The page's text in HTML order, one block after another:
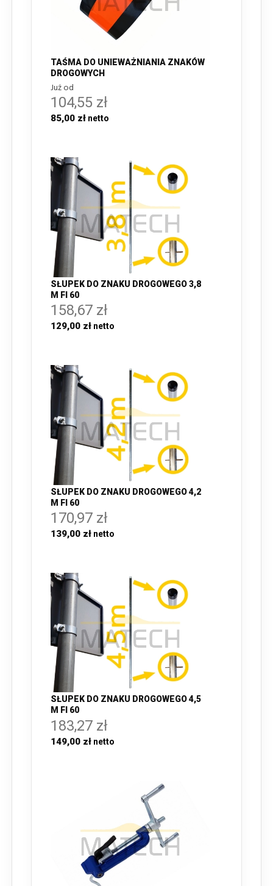
TAŚMA DO UNIEWAŻNIANIA ZNAKÓW
DROGOWYCH
Już od
104,55 zł
85,00 zł
SŁUPEK DO ZNAKU DROGOWEGO 3,8
M FI 60
158,67 zł
129,00 zł
SŁUPEK DO ZNAKU DROGOWEGO 4,2
M FI 60
170,97 zł
139,00 zł
SŁUPEK DO ZNAKU DROGOWEGO 4,5
M FI 60
183,27 zł
149,00 zł